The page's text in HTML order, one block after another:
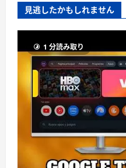
見逃したかもしれません
1 分読み取り